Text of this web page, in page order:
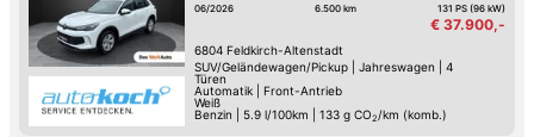
06/2026
6.500 km 131 PS (96 kW)
€ 37.900,-
6804 Feldkirch-Altenstadt
SUV/Geländewagen/Pickup| Jahreswagen
4
Türen
Automatik|
Front-Antrieb
Weiß
Benzin
5.9 l/100km 133 g CO2 /km (komb.)